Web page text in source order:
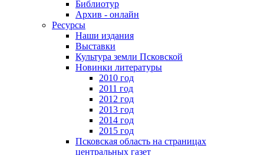
Библиотур
Архив - онлайн
Ресурсы
Наши издания
Выставки
Культура земли Псковской
Новинки литературы
2010 год
2011 год
2012 год
2013 год
2014 год
2015 год
Псковская область на страницах
центральных газет